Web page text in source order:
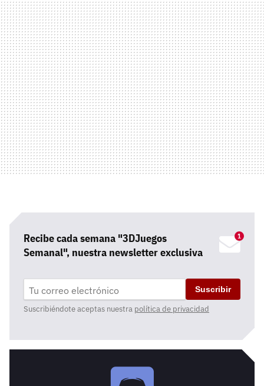
Recibe cada semana "3DJuegos
Semanal", nuestra newsletter exclusiva
Suscribir
Suscribiéndote aceptas nuestra política de privacidad